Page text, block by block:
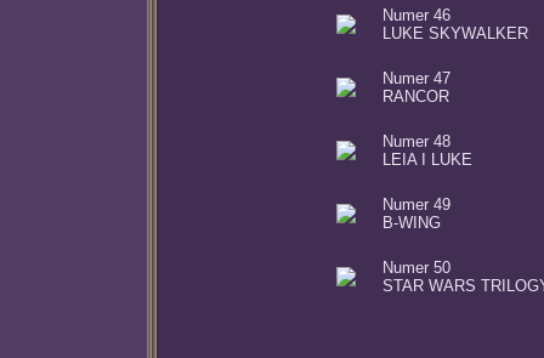
Numer 46
LUKE SKYWALKER
Numer 47
RANCOR
Numer 48
LEIA I LUKE
Numer 49
B-WING
Numer 50
STAR WARS